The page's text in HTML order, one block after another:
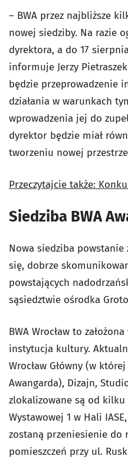
– BWA przez najbliższe
nowej siedziby. Na razie
dyrektora, a do 17
informuje Jerzy
będzie przeprowadzenie
działania w warunkach
wprowadzenia jej do
dyrektor będzie miał
tworzeniu nowej
Przeczytajcie także:
Siedziba BWA
Nowa siedziba
się, dobrze
powstających
sąsiedztwie ośrodka
BWA Wrocław to
instytucja kultury.
Wrocław Główny (w
Awangarda), Dizajn,
zlokalizowane są od
Wystawowej 1 w Hali
zostaną przeniesienie do
pomieszczeń przy ul.